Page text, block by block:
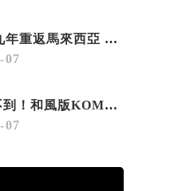
F1睽違九年重返馬來西亞 三大國際賽事打造10月運動旅遊熱潮 賽車、自行車、路跑同週登場
07
台灣吃不到！和風版KOMEDA咖啡讓你吃遍名古屋在地美食
07